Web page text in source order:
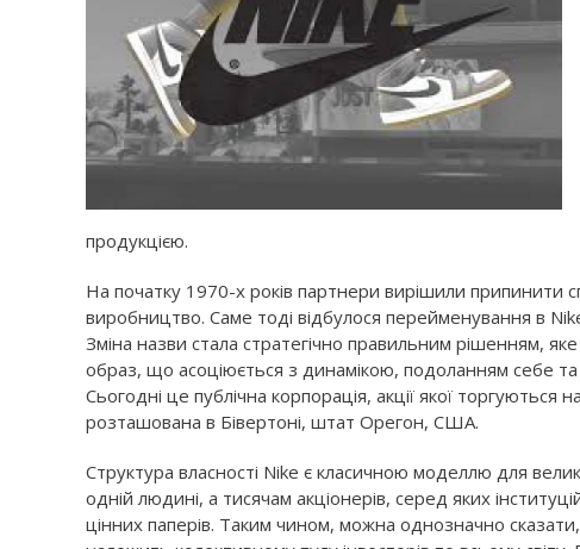
продукцією.
На початку 1970-х років партнери вирішили припинити
виробництво. Саме тоді відбулося перейменування в
Зміна назви стала стратегічно правильним рішенням,
образ, що асоціюється з динамікою, подоланням себе
Сьогодні це публічна корпорація, акції якої
розташована в Бівертоні, штат Орегон, США.
Структура власності Nike є класичною моделлю для
одній людині, а тисячам акціонерів, серед яких
цінних паперів. Таким чином, можна однозначно